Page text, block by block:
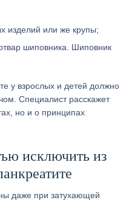
изделий или же крупы;
шиповника. Шиповник
у взрослых и детей должно
Специалист расскажет
но и о принципах
исключить из
даже при затухающей